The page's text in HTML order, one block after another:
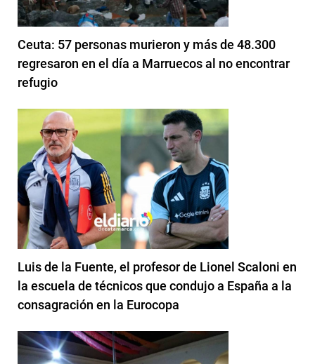
Ceuta: 57 personas murieron y más de 48.300
regresaron en el día a Marruecos al no encontrar
refugio
Luis de la Fuente, el profesor de Lionel Scaloni en
la escuela de técnicos que condujo a España a la
consagración en la Eurocopa